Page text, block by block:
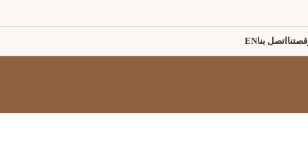
قصتنا اتصل بناEN